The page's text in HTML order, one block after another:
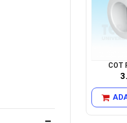
COT